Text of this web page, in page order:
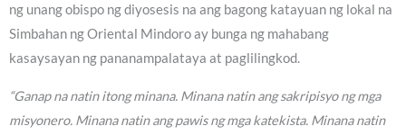
ng unang obispo ng diyosesis na ang bagong katayuan ng lokal na
Simbahan ng Oriental Mindoro ay bunga ng mahabang
kasaysayan ng pananampalataya at paglilingkod.
“Ganap na natin itong minana. Minana natin ang sakripisyo ng mga
misyonero. Minana natin ang pawis ng mga katekista. Minana natin